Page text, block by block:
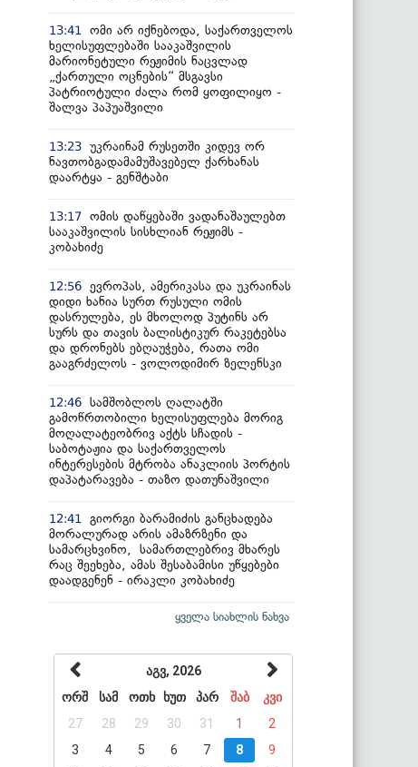
13:41
ომი არ იქნებოდა, საქართველოს
ხელისუფლებაში სააკაშვილის
მარიონეტული რეჟიმის ნაცვლად
„ქართული ოცნების“ მსგავსი
პატრიოტული ძალა რომ ყოფილიყო -
შალვა პაპუაშვილი
13:23 უკრაინამ რუსეთში კიდევ ორ
ნავთობგადამამუშავებელ ქარხანას
დაარტყა - გენშტაბი
13:17 ომის დაწყებაში ვადანაშაულებთ
სააკაშვილის სისხლიან რეჟიმს -
კობახიძე
12:56 ევროპას, ამერიკასა და უკრაინას
დიდი ხანია სურთ რუსული ომის
დასრულება, ეს მხოლოდ პუტინს არ
სურს და თავის ბალისტიკურ რაკეტებსა
და დრონებს ებღაუჭება, რათა ომი
გააგრძელოს - ვოლოდიმირ ზელენსკი
12:46 სამშობლოს ღალატში
გამოწრთობილი ხელისუფლება მორიგ
მოღალატეობრივ აქტს სჩადის -
საბოტაჟია და საქართველოს
ინტერესების მტრობა ანაკლიის პორტის
დაპატარავება - თაზო დათუნაშვილი
12:41
გიორგი ბარამიძის განცხადება
მორალურად არის ამაზრზენი და
სამარცხვინო, სამართლებრივ მხარეს
რაც შეეხება, ამას შესაბამისი უწყებები
დაადგენენ - ირაკლი კობახიძე
ყველა სიახლის ნახვა
აგვ, 2026
ორშ
სამ ოთხ ხუთ პარ შაბ
კვი
27
28 29 30 31 1
2
3
4 5 6 7 8
9